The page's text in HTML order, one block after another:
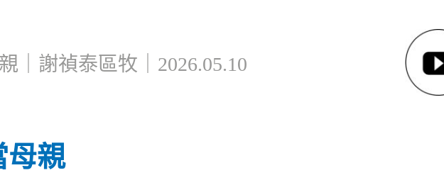
｜謝禎泰區牧｜2026.05.10
母親